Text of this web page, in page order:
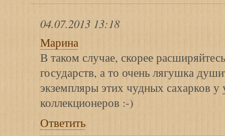
04.07.2013 13:18
Марина
В таком случае, скорее
государств, а то очень лягушка
экземпляры этих чудных сахарков у
коллекционеров :-)
Ответить